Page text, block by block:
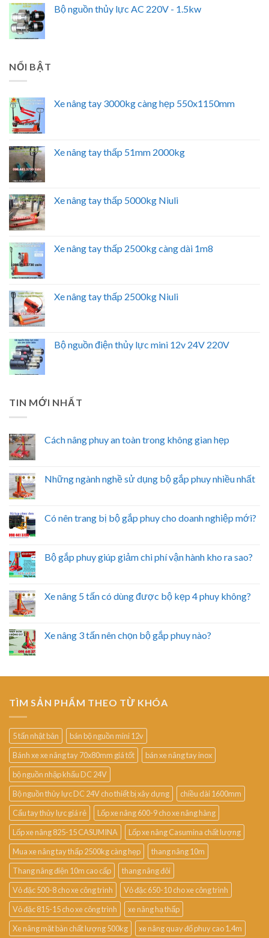
Bộ nguồn thủy lực AC 220V - 1.5kw
NỔI BẬT
Xe nâng tay 3000kg càng hẹp 550x1150mm
Xe nâng tay thấp 51mm 2000kg
Xe nâng tay thấp 5000kg Niuli
Xe nâng tay thấp 2500kg càng dài 1m8
Xe nâng tay thấp 2500kg Niuli
Bộ nguồn điện thủy lực mini 12v 24V 220V
TIN MỚI NHẤT
Cách nâng phuy an toàn trong không gian hẹp
Những ngành nghề sử dụng bộ gắp phuy nhiều nhất
Có nên trang bị bộ gắp phuy cho doanh nghiệp mới?
Bộ gắp phuy giúp giảm chi phí vận hành kho ra sao?
Xe nâng 5 tấn có dùng được bộ kẹp 4 phuy không?
Xe nâng 3 tấn nên chọn bộ gắp phuy nào?
TÌM SẢN PHẨM THEO TỪ KHÓA
5 tấn nhật bản
bán bộ nguồn mini 12v
Bánh xe xe nâng tay 70x80mm giá tốt
bán xe nâng tay inox
bộ nguồn nhập khẩu DC 24V
Bộ nguồn thủy lực DC 24V cho thiết bị xây dựng
chiều dài 1600mm
Cẩu tay thủy lực giá rẻ
Lốp xe nâng 600-9 cho xe nâng hàng
Lốp xe nâng 825-15 CASUMINA
Lốp xe nâng Casumina chất lượng
Mua xe nâng tay thấp 2500kg càng hẹp
thang nâng 10m
Thang nâng điện 10m cao cấp
thang nâng đôi
Vỏ đặc 500-8 cho xe công trình
Vỏ đặc 650-10 cho xe công trình
Vỏ đặc 815-15 cho xe công trình
xe nâng hạ thấp
Xe nâng mặt bàn chất lượng 500kg
xe nâng quay đổ phuy cao 1.4m